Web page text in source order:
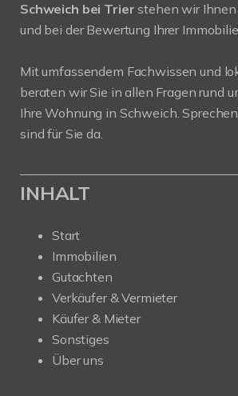
Schweich bei Trierstehen wir
und bei der Bewertung Ihrer
Mit umfassendem Fachwissen und
beraten wir Sie in allen Fragen rund
Ihre Wohnung in Schweich.
sind für Sie da.
INHALT
Start
Immobilien
Gutachten
Verkäufer & Vermieter
Käufer & Mieter
Sonstiges
Über uns